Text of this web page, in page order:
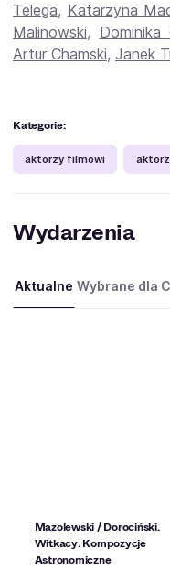
Telega, Katarzyna
Malinowski, Dominika
Artur Chamski, Janek
Kategorie:
aktorzy filmowi
Wydarzenia
Aktualne Wybrane dla
Mazolewski / Dorociński.
Witkacy. Kompozycje
Astronomiczne